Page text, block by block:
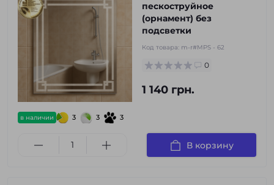
в наличии 3 3 3
пескоструйное
(орнамент) без
подсветки
Код товара: m-r#MPS - 62
0
1 140 грн.
В корзину